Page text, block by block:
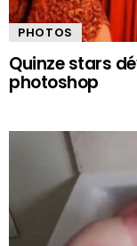
PHOTOS
Quinze stars
photoshop